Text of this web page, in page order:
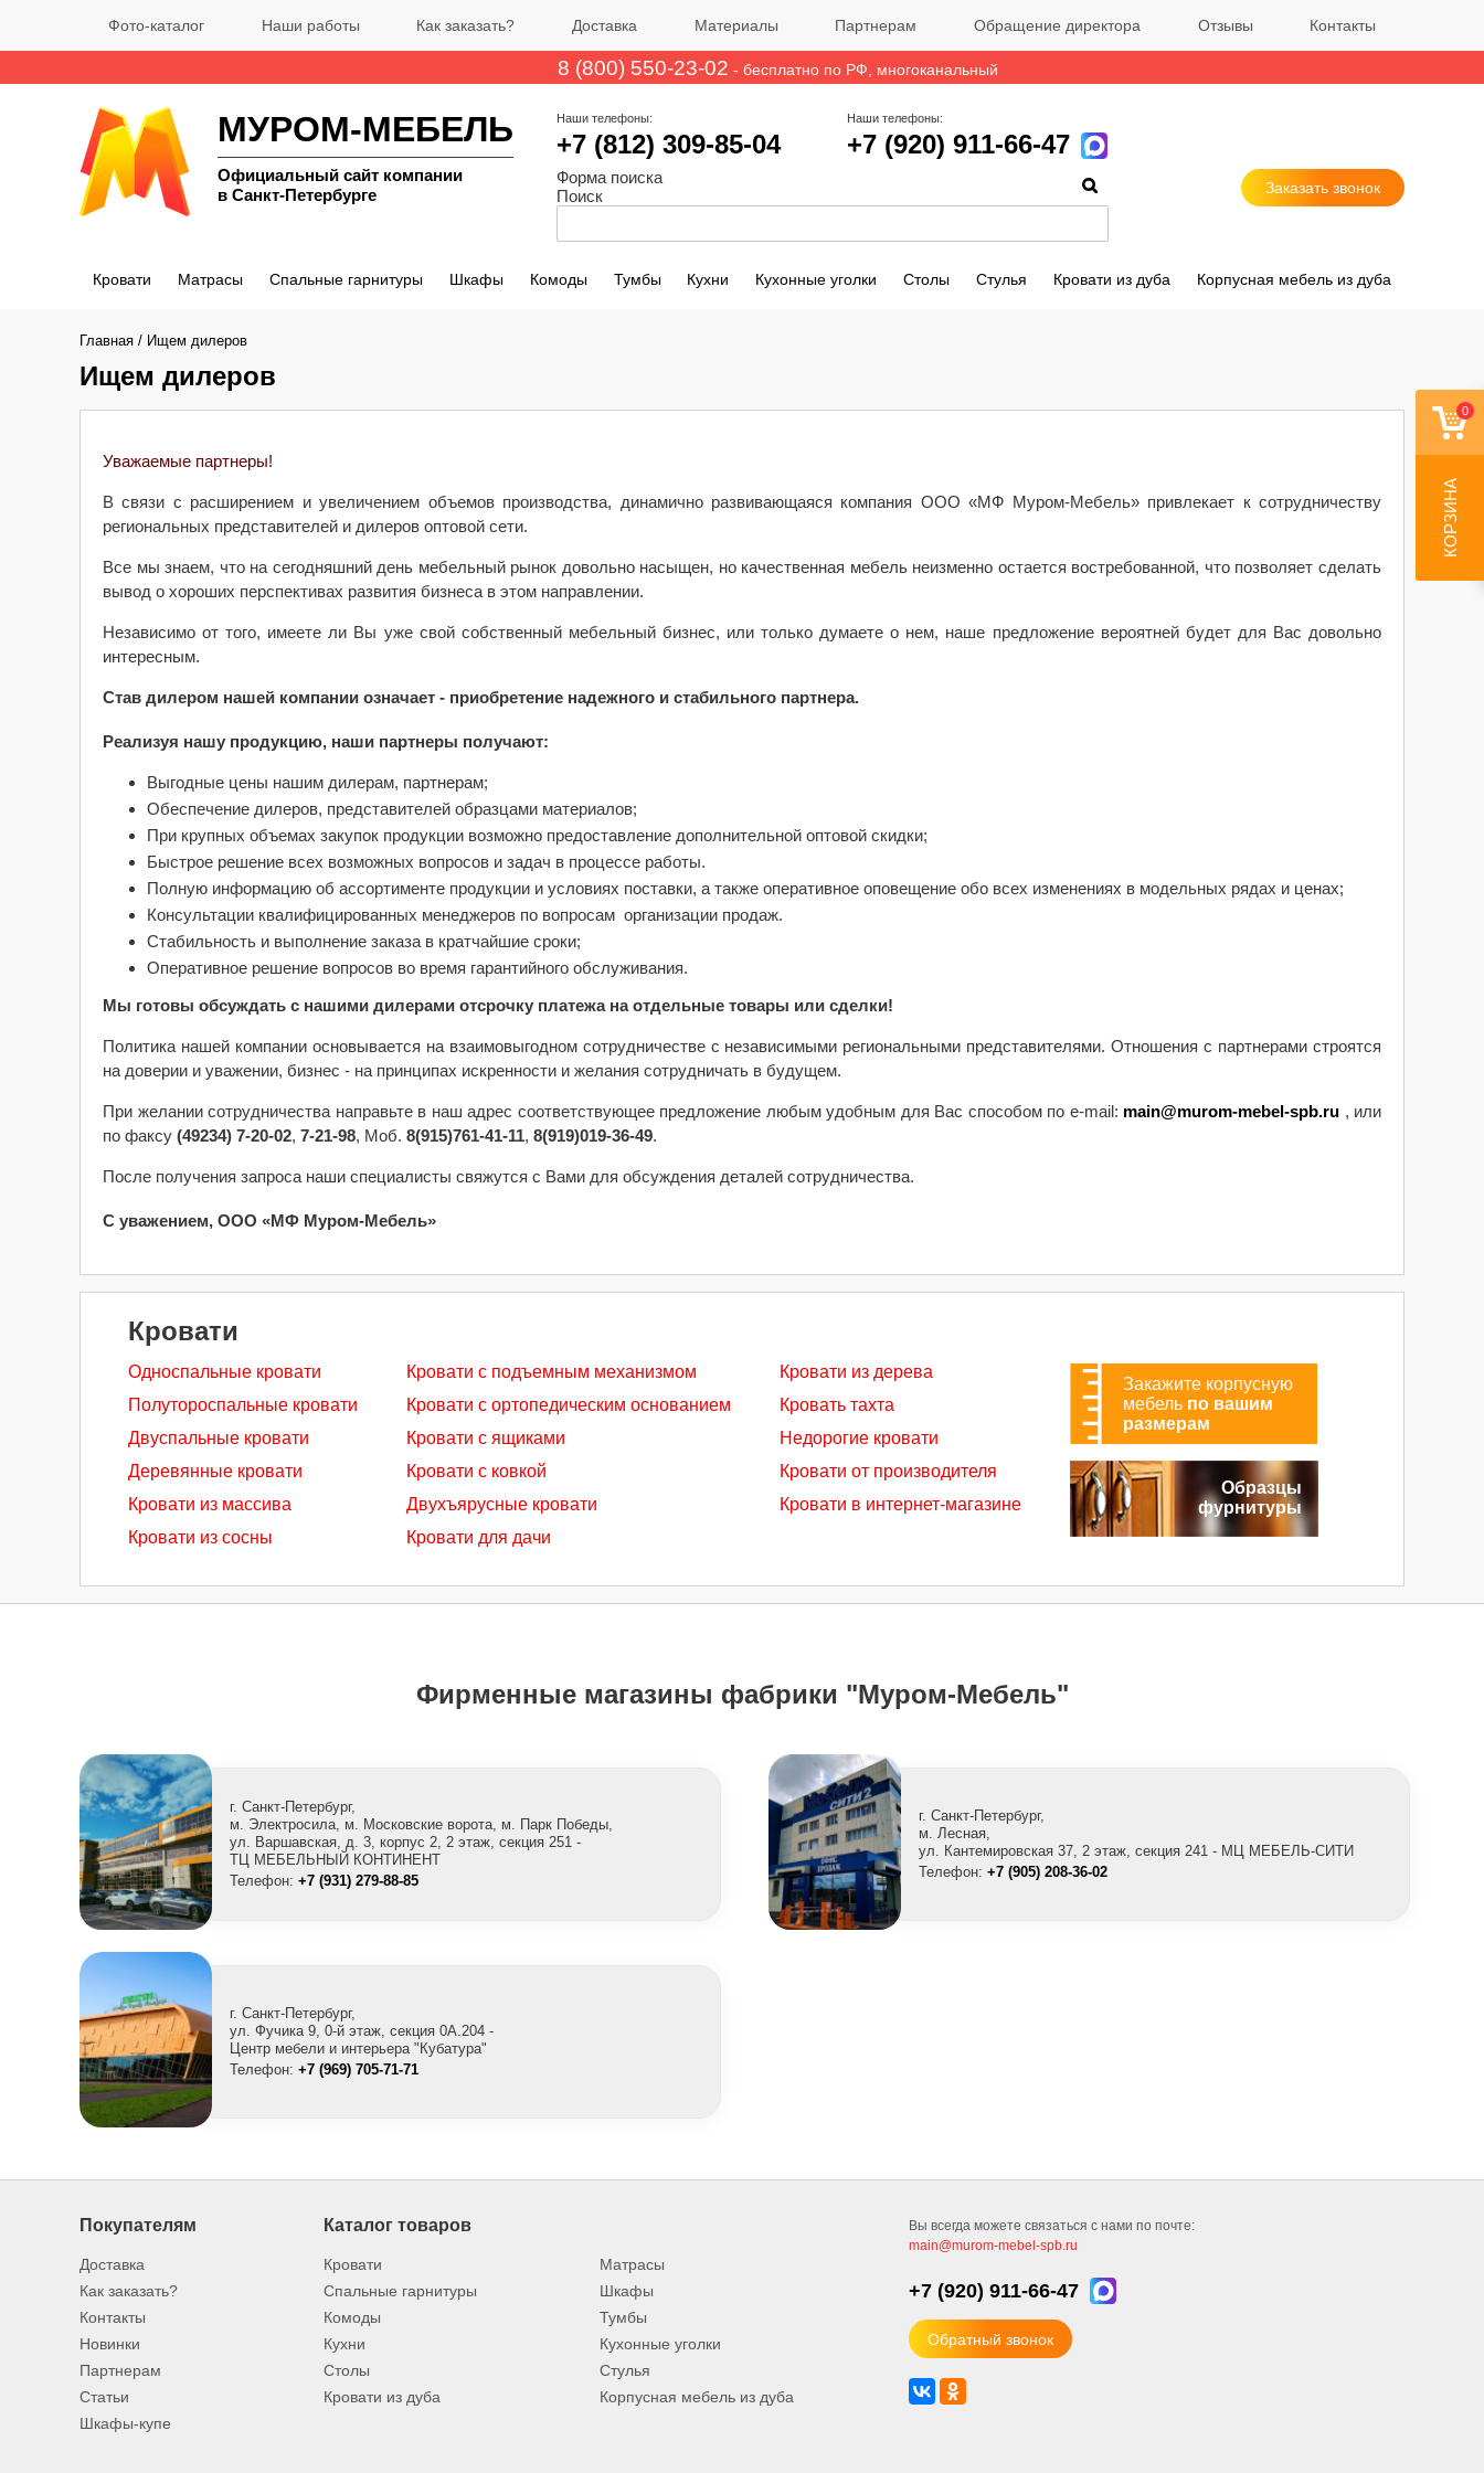
Фото-каталог Наши работы Как заказать? Доставка Материалы Партнерам Обращение директора Отзывы Контакты
8 (800) 550-23-02 - бесплатно по РФ , многоканальный
МУРОМ-МЕБЕЛЬ
Официальный сайт компании
в Санкт-Петербурге
Наши телефоны:
+7 (812) 309-85-04
Наши телефоны:
+7 (920) 911-66-47
Форма поиска
Поиск
Заказать звонок
Кровати Матрасы Спальные гарнитуры Шкафы Комоды Тумбы Кухни Кухонные уголки Столы Стулья Кровати из дуба Корпусная мебель из дуба
Главная / Ищем дилеров
Ищем дилеров
Уважаемые партнеры!
В связи с расширением и увеличением объемов производства, динамично развивающаяся компания ООО «МФ Муром-Мебель» привлекает к сотрудничеству
региональных представителей и дилеров оптовой сети.
Все мы знаем, что на сегодняшний день мебельный рынок довольно насыщен, но качественная мебель неизменно остается востребованной, что позволяет сделать
вывод о хороших перспективах развития бизнеса в этом направлении.
Независимо от того, имеете ли Вы уже свой собственный мебельный бизнес, или только думаете о нем, наше предложение вероятней будет для Вас довольно
интересным.
Став дилером нашей компании означает - приобретение надежного и стабильного партнера.
Реализуя нашу продукцию, наши партнеры получают:
Выгодные цены нашим дилерам, партнерам;
Обеспечение дилеров, представителей образцами материалов;
При крупных объемах закупок продукции возможно предоставление дополнительной оптовой скидки;
Быстрое решение всех возможных вопросов и задач в процессе работы.
Полную информацию об ассортименте продукции и условиях поставки, а также оперативное оповещение обо всех изменениях в модельных рядах и ценах;
Консультации квалифицированных менеджеров по вопросам организации продаж.
Стабильность и выполнение заказа в кратчайшие сроки;
Оперативное решение вопросов во время гарантийного обслуживания.
Мы готовы обсуждать с нашими дилерами отсрочку платежа на отдельные товары или сделки!
Политика нашей компании основывается на взаимовыгодном сотрудничестве с независимыми региональными представителями. Отношения с партнерами строятся
на доверии и уважении, бизнес - на принципах искренности и желания сотрудничать в будущем.
При желании сотрудничества направьте в наш адрес соответствующее предложение любым удобным для Вас способом по e-mail: main@murom-mebel-spb.ru , или
по факсу (49234) 7-20-02, 7-21-98, Моб. 8(915)761-41-11, 8(919)019-36-49.
После получения запроса наши специалисты свяжутся с Вами для обсуждения деталей сотрудничества.
С уважением, ООО «МФ Муром-Мебель»
Кровати
Односпальные кровати
Полутороспальные кровати
Двуспальные кровати
Деревянные кровати
Кровати из массива
Кровати из сосны
Кровати с подъемным механизмом
Кровати с ортопедическим основанием
Кровати с ящиками
Кровати с ковкой
Двухъярусные кровати
Кровати для дачи
Кровати из дерева
Кровать тахта
Недорогие кровати
Кровати от производителя
Кровати в интернет-магазине
Закажите корпусную
мебель по вашим
размерам
Образцы
фурнитуры
0
КОРЗИНА
Фирменные магазины фабрики "Муром-Мебель"
г. Санкт-Петербург,
м. Электросила, м. Московские ворота, м. Парк Победы,
ул. Варшавская, д. 3, корпус 2, 2 этаж, секция 251 -
ТЦ МЕБЕЛЬНЫЙ КОНТИНЕНТ
Телефон: +7 (931) 279-88-85
г. Санкт-Петербург,
м. Лесная,
ул. Кантемировская 37, 2 этаж, секция 241 - МЦ МЕБЕЛЬ-СИТИ
Телефон: +7 (905) 208-36-02
г. Санкт-Петербург,
ул. Фучика 9, 0-й этаж, секция 0A.204 -
Центр мебели и интерьера "Кубатура"
Телефон: +7 (969) 705-71-71
Покупателям
Доставка
Как заказать?
Контакты
Новинки
Партнерам
Статьи
Шкафы-купе
Каталог товаров
Кровати
Матрасы
Спальные гарнитуры
Шкафы
Комоды
Тумбы
Кухни
Кухонные уголки
Столы
Стулья
Кровати из дуба
Корпусная мебель из дуба
Вы всегда можете связаться с нами по почте:
main@murom-mebel-spb.ru
+7 (920) 911-66-47
Обратный звонок